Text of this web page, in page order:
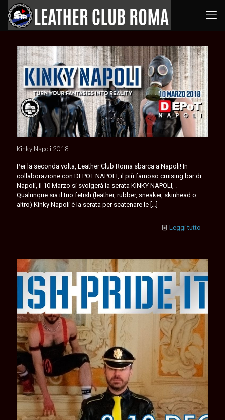
Kinky Napoli 2018
Per la seconda volta, Leather Club Roma sbarca a Napoli! In
collaborazione con DEPOT NAPOLI, il più famoso cruising bar di
Napoli, il 10 Marzo si svolgerà la serata KINKY NAPOLI, .
Qualunque sia il tuo fetish (leather, rubber, sneaker, skinhead o
altro) Kinky Napoli è la serata per scatenare le […]
Leggi tutto